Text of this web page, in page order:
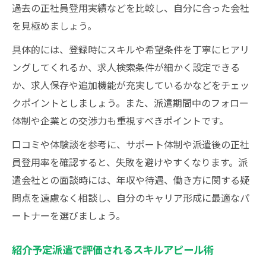
過去の正社員登用実績などを比較し、自分に合った会社
を見極めましょう。
具体的には、登録時にスキルや希望条件を丁寧にヒアリ
ングしてくれるか、求人検索条件が細かく設定できる
か、求人保存や追加機能が充実しているかなどをチェッ
クポイントとしましょう。また、派遣期間中のフォロー
体制や企業との交渉力も重視すべきポイントです。
口コミや体験談を参考に、サポート体制や派遣後の正社
員登用率を確認すると、失敗を避けやすくなります。派
遣会社との面談時には、年収や待遇、働き方に関する疑
問点を遠慮なく相談し、自分のキャリア形成に最適なパ
ートナーを選びましょう。
紹介予定派遣で評価されるスキルアピール術